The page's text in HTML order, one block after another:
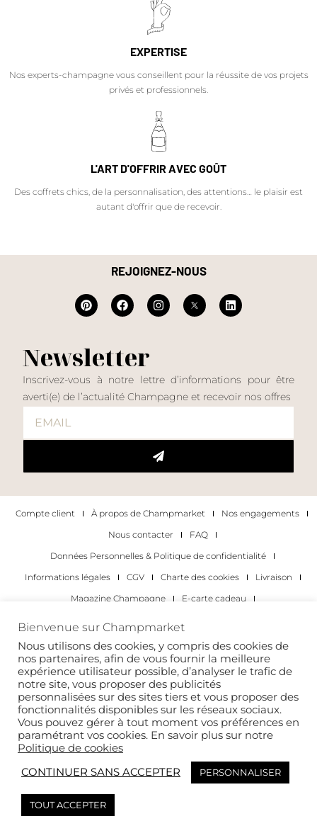
EXPERTISE
Nos experts-champagne vous conseillent pour la réussite de vos projets
privés et professionnels.
L'ART D'OFFRIR AVEC GOÛT
Des coffrets chics, de la personnalisation, des attentions… le plaisir est
autant d'offrir que de recevoir.
REJOIGNEZ-NOUS
Newsletter
Inscrivez-vous à notre lettre d’informations pour être
averti(e) de l’actualité Champagne et recevoir nos offres
Compte client À propos de Champmarket
Nos engagements
Nous contacter
FAQ
Données Personnelles & Politique de confidentialité
Informations légales
CGV Charte des cookies
Livraison
Magazine Champagne
E-carte cadeau
Les occasions pour déguster du champagne
Pour les particuliers
Pour les entreprises
Copyright 2022 © tous droits réservés. Champmarket.
Bienvenue sur Champmarket
Nous utilisons des cookies, y compris des cookies de
nos partenaires, afin de vous fournir la meilleure
expérience utilisateur possible, d’analyser le trafic de
notre site, vous proposer des publicités
personnalisées sur des sites tiers et vous proposer des
fonctionnalités disponibles sur les réseaux sociaux.
Vous pouvez gérer à tout moment vos préférences en
paramétrant vos cookies. En savoir plus sur notre
Politique de cookies
CONTINUER SANS ACCEPTER
PERSONNALISER
TOUT ACCEPTER